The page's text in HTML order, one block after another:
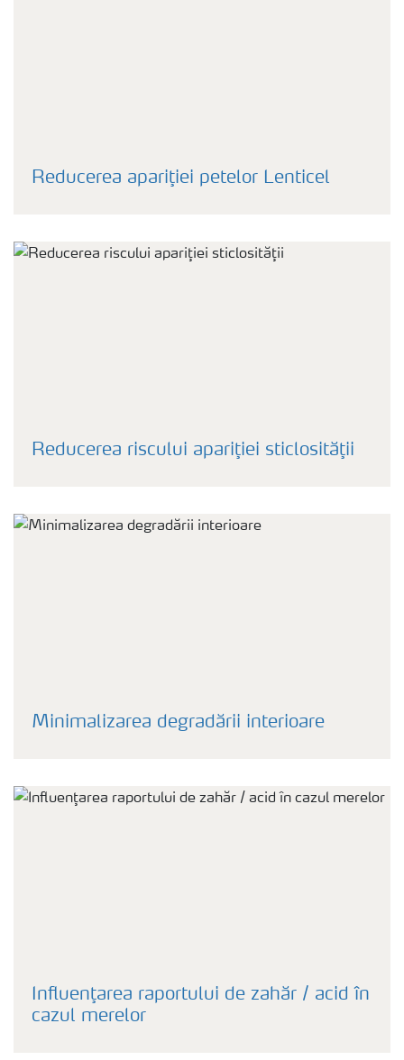
Reducerea apariţiei petelor Lenticel
Reducerea riscului apariţiei sticlosităţii
Minimalizarea degradării interioare
Influenţarea raportului de zahăr / acid în
cazul merelor